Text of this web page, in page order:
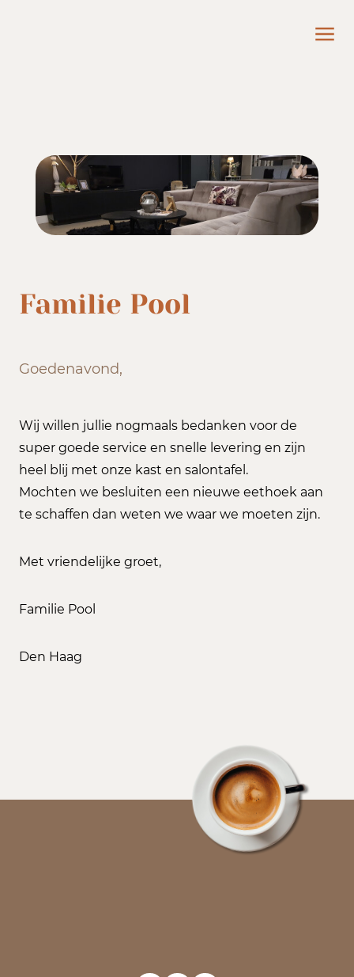
Familie Pool
Goedenavond,
Wij willen jullie nogmaals bedanken voor de
super goede service en snelle levering en zijn
heel blij met onze kast en salontafel.
Mochten we besluiten een nieuwe eethoek aan
te schaffen dan weten we waar we moeten zijn.
Met vriendelijke groet,
Familie Pool
Den Haag